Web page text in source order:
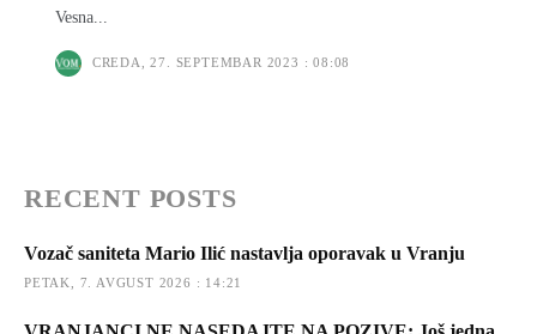
Vesna...
CREDA, 27. SEPTEMBAR 2023 : 08:08
RECENT POSTS
Vozač saniteta Mario Ilić nastavlja oporavak u Vranju
PETAK, 7. AVGUST 2026 : 14:21